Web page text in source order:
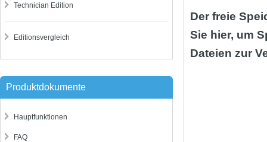
Technician Edition
Editionsvergleich
Produktdokumente
Hauptfunktionen
FAQ
Der freie
Sie hier, um
Dateien zur